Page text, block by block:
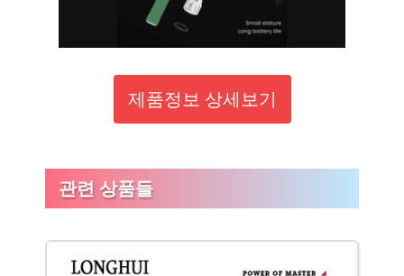
제품정보 상세보기
관련 상품들